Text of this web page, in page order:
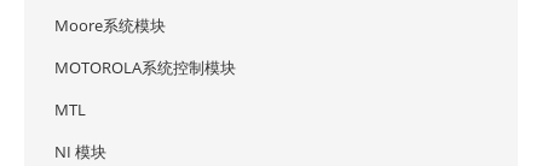
Moore系统模块
MOTOROLA系统控制模块
MTL
NI 模块